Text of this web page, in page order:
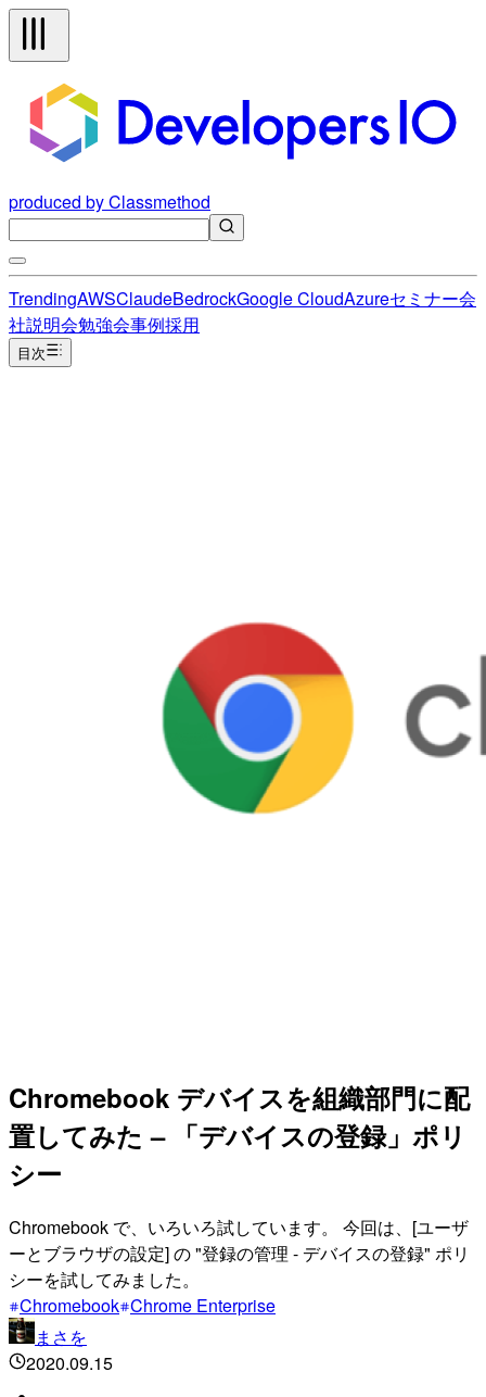
produced by Classmethod
TrendingAWSClaudeBedrockGoogle CloudAzureセミナー会
社説明会勉強会事例採用
目次
Chromebook デバイスを組織部門に配
置してみた – 「デバイスの登録」ポリ
シー
Chromebook で、いろいろ試しています。 今回は、[ユーザ
ーとブラウザの設定] の "登録の管理 - デバイスの登録" ポリ
シーを試してみました。
Chromebook Chrome Enterprise
まさを
2020.09.15